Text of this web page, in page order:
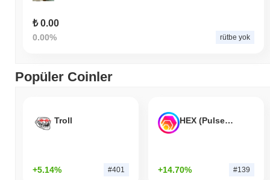
₺ 0.00
0.00% rütbe yok
Popüler Coinler
Troll
+5.14% #401
HEX (Pulsechain)
+14.70% #139